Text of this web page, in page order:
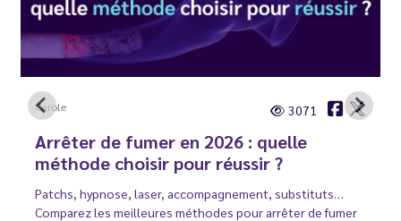
Carole 3071
Arrêter de fumer en 2026 : quelle
méthode choisir pour réussir ?
Patchs, hypnose, laser, accompagnement, substituts…
Comparez les meilleures méthodes pour arrêter de fumer